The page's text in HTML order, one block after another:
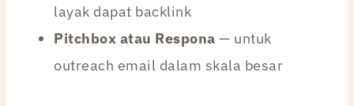
layak dapat backlink
Pitchbox atau Respona — untuk
outreach email dalam skala besar